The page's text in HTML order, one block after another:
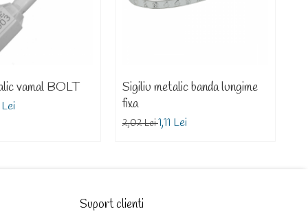
vamal BOLT
Sigiliu metalic banda lungime
fixa
2,02 Lei1,11 Lei
Suport clienti